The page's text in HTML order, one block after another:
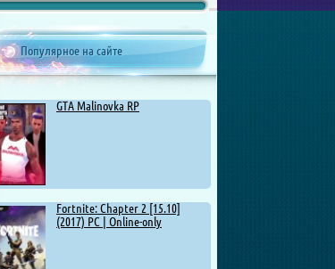
Chovka
Популярное на сайте
GTA Malinovka RP
Fortnite: Chapter 2 [15.10]
(2017) PC | Online-only